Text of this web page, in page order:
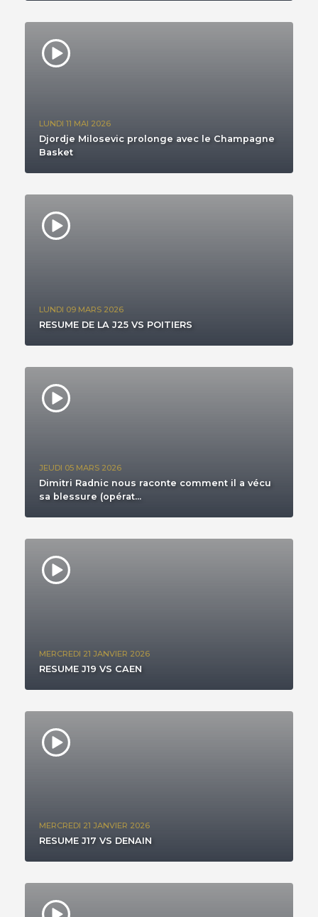
LUNDI 11 MAI 2026
Djordje Milosevic prolonge avec le Champagne
Basket
LUNDI 09 MARS 2026
RESUME DE LA J25 VS POITIERS
JEUDI 05 MARS 2026
Dimitri Radnic nous raconte comment il a vécu
sa blessure (opérat...
MERCREDI 21 JANVIER 2026
RESUME J19 VS CAEN
MERCREDI 21 JANVIER 2026
RESUME J17 VS DENAIN